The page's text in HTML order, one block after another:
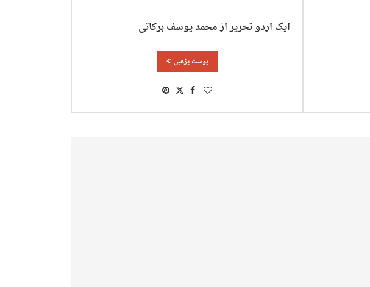
ایک اردو تحریر از محمد یوسف برکاتی
پوسٹ پڑھیں